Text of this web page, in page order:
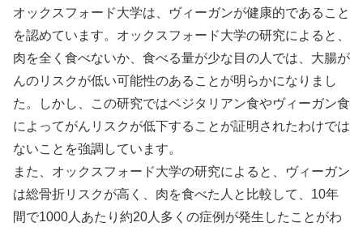
オックスフォード大学は、ヴィーガンが健康的であること
を認めています。オックスフォード大学の研究によると、
肉を全く食べないか、食べる量が少な目の人では、大腸が
んのリスクが低い可能性のあることが明らかになりまし
た。しかし、この研究ではベジタリアン食やヴィーガン食
によってがんリスクが低下することが証明されたわけでは
ないことを強調しています。
また、オックスフォード大学の研究によると、ヴィーガン
は総骨折リスクが高く、肉を食べた人と比較して、10年
間で1000人あたり約20人多くの症例が発生したことがわ